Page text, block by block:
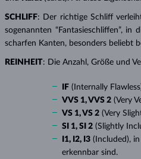
SCHLIFF: Der richtige Schliff
sogenannten “Fantasieschliffen”,
scharfen Kanten, besonders beliebt
REINHEIT: Die Anzahl, Größe und
IF (Internally
VVS 1, VVS 2 (Very
VS 1, VS 2 (Very
SI 1, SI 2 (Slightly
I1, I2, I3 (Included),
erkennbar sind.